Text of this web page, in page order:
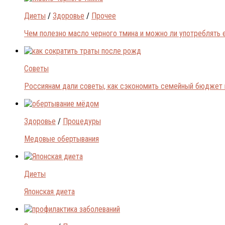
Диеты / Здоровье / Прочее
Чем полезно масло черного тмина и можно ли употреблять
Советы
Россиянам дали советы, как сэкономить семейный бюджет
Здоровье / Процедуры
Медовые обертывания
Диеты
Японская диета